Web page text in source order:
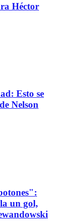
Héctor
Esto se
Nelson
un gol,